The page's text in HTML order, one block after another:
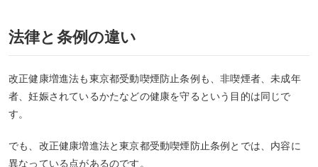
法律と条例の違い
改正健康増進法も東京都受動喫煙防止条例も、非喫煙者、未成年
者、妊娠されているかたなどの健康を守るという目的は同じで
す。
でも、改正健康増進法と東京都受動喫煙防止条例とでは、内容に
異なっている点があるのです。